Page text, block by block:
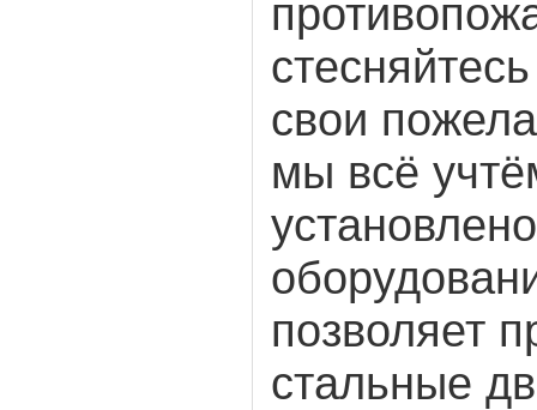
свои
мы всё
позволяет
стальные